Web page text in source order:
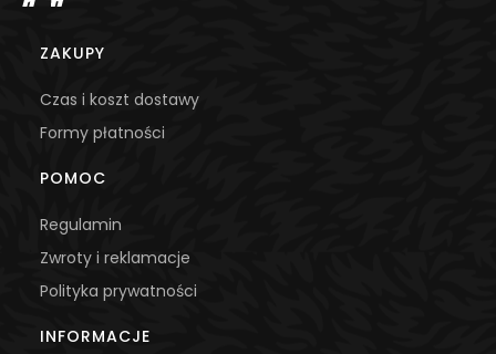
Linki w stopce
ZAKUPY
Czas i koszt dostawy
Formy płatności
POMOC
Regulamin
Zwroty i reklamacje
Polityka prywatności
INFORMACJE